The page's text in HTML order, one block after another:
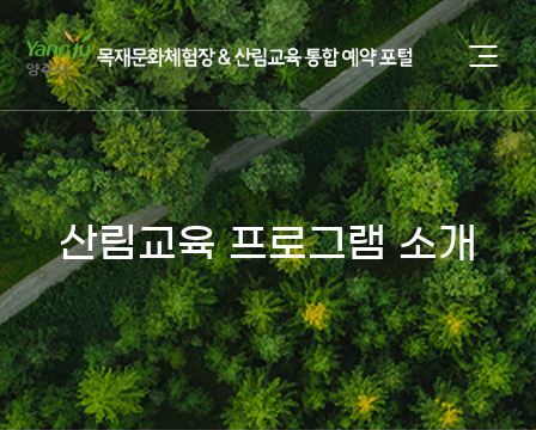
산림교육 프로그램 소개